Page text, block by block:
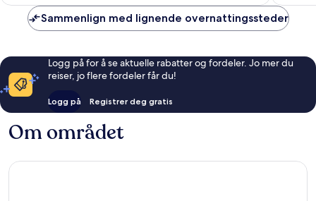
Sammenlign med lignende overnattingssteder
Logg på for å se aktuelle rabatter og fordeler. Jo mer du
reiser, jo flere fordeler får du!
Logg på Registrer deg gratis
Om området